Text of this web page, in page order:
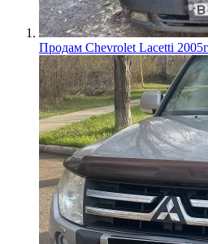
Продам Chevrolet Lacetti